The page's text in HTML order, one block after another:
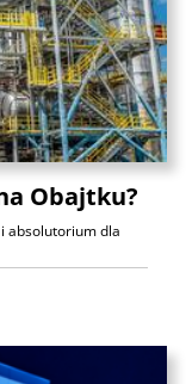
Obajtku?
absolutorium dla